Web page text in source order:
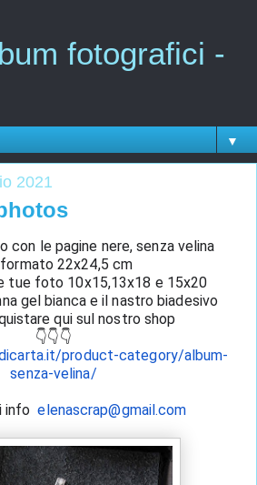
fotografici -
▼
2021
con le pagine nere, senza velina
22x24,5 cm
tue foto 10x15,13x18 e 15x20
gel bianca e il nastro biadesivo
qui sul nostro shop
👇👇👇
product-category/album-
senza-velina/
info elenascrap@gmail.com